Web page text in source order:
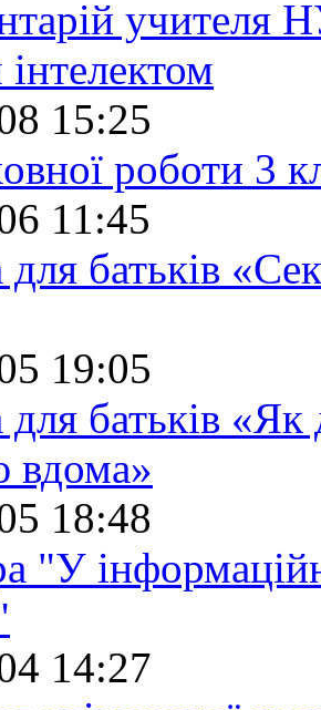
учителя
15:25
роботи 3
11:45
батьків
19:05
для батьків
вдома»
18:48
"У
14:27